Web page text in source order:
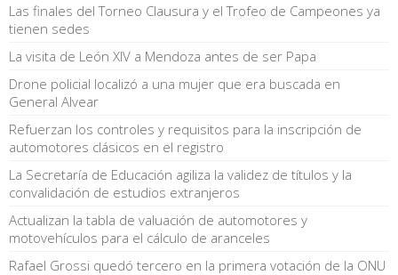
Las finales del Torneo Clausura y el Trofeo de Campeones ya
tienen sedes
La visita de León XIV a Mendoza antes de ser Papa
Drone policial localizó a una mujer que era buscada en
General Alvear
Refuerzan los controles y requisitos para la inscripción de
automotores clásicos en el registro
La Secretaría de Educación agiliza la validez de títulos y la
convalidación de estudios extranjeros
Actualizan la tabla de valuación de automotores y
motovehículos para el cálculo de aranceles
Rafael Grossi quedó tercero en la primera votación de la ONU